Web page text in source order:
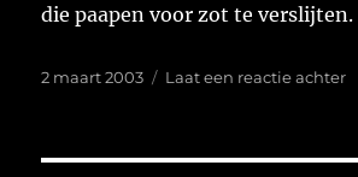
die paapen voor zot te verslijten.
Geplaatst
2 maart 2003 Laat een reactie achterop